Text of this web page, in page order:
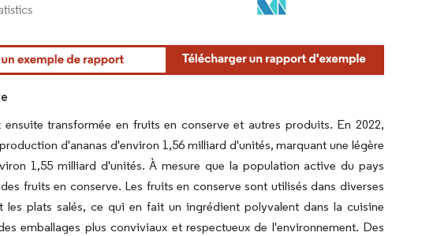
transformée en fruits en conserve et autres produits. En 2022,
d'ananas d'environ 1,56 milliard d'unités, marquant une légère
1,55 milliard d'unités. À mesure que la population active du pays
fruits en conserve. Les fruits en conserve sont utilisés dans diverses
plats salés, ce qui en fait un ingrédient polyvalent dans la cuisine
emballages plus conviviaux et respectueux de l'environnement. Des